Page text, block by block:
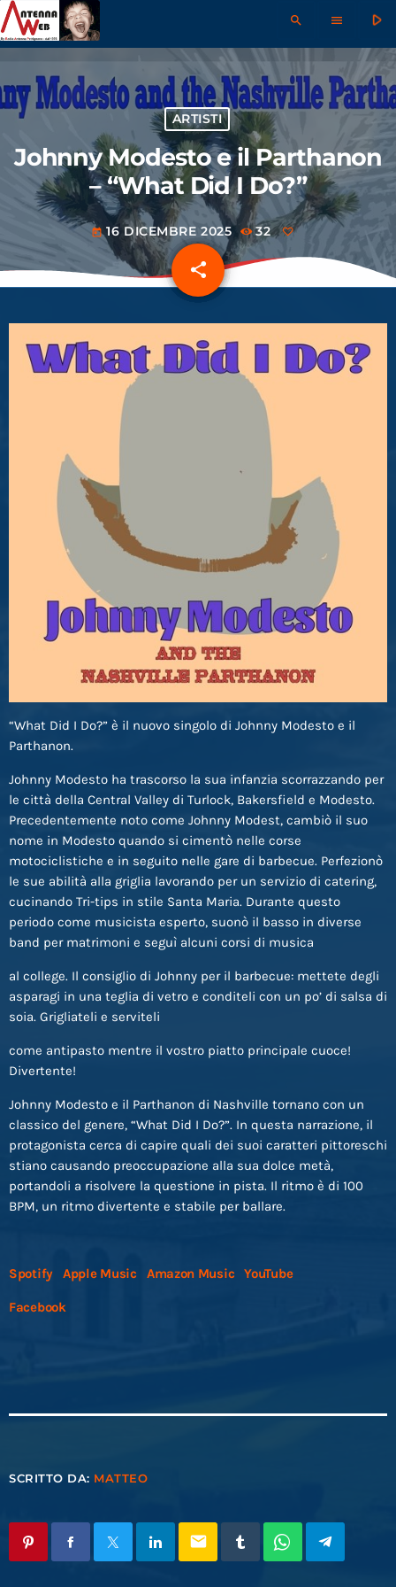
search menu play_arrow
ARTISTI
Johnny Modesto e il Parthanon
– “What Did I Do?”
today 16 DICEMBRE 2025 32
share
email
“What Did I Do?” è il nuovo singolo di Johnny Modesto e il
Parthanon.
Johnny Modesto ha trascorso la sua infanzia scorrazzando per
le città della Central Valley di Turlock, Bakersfield e Modesto.
Precedentemente noto come Johnny Modest, cambiò il suo
nome in Modesto quando si cimentò nelle corse
motociclistiche e in seguito nelle gare di barbecue. Perfezionò
le sue abilità alla griglia lavorando per un servizio di catering,
cucinando Tri-tips in stile Santa Maria. Durante questo
periodo come musicista esperto, suonò il basso in diverse
band per matrimoni e seguì alcuni corsi di musica
al college. Il consiglio di Johnny per il barbecue: mettete degli
asparagi in una teglia di vetro e conditeli con un po’ di salsa di
soia. Grigliateli e serviteli
come antipasto mentre il vostro piatto principale cuoce!
Divertente!
Johnny Modesto e il Parthanon di Nashville tornano con un
classico del genere, “What Did I Do?”. In questa narrazione, il
protagonista cerca di capire quali dei suoi caratteri pittoreschi
stiano causando preoccupazione alla sua dolce metà,
portandoli a risolvere la questione in pista. Il ritmo è di 100
BPM, un ritmo divertente e stabile per ballare.
Spotify Apple Music Amazon Music YouTube
Facebook
SCRITTO DA: MATTEO
email